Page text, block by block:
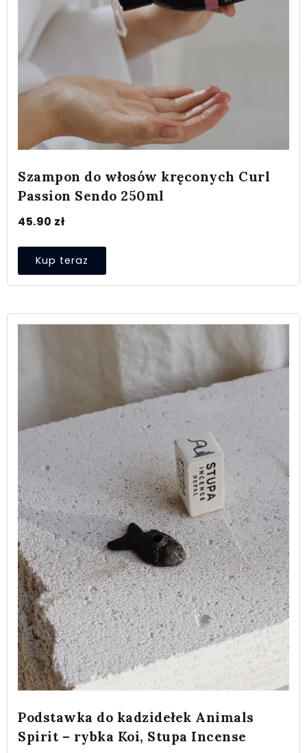
Szampon do włosów kręconych Curl
Passion Sendo 250ml
45.90 zł
Kup teraz
Podstawka do kadzidełek Animals
Spirit – rybka Koi, Stupa Incense